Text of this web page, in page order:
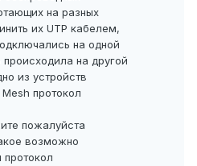
на разных
их UTP кабелем,
на одной
происходила на другой
из устройств
протокол
пожалуйста
возможно
протокол